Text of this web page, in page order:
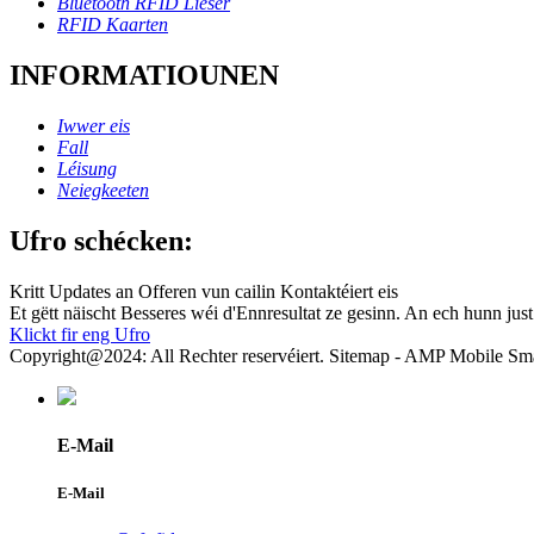
RFID Kaarten
INFORMATIOUNEN
Iwwer eis
Fall
Léisung
Neiegkeeten
Ufro schécken:
Kritt Updates an Offeren vun cailin Kontaktéiert eis
Et gëtt näischt Besseres wéi d'Ennresultat ze gesinn. An ech hunn
Klickt fir eng Ufro
Copyright@2024: All Rechter reservéiert. Sitemap - AMP Mobile
E-Mail
E-Mail